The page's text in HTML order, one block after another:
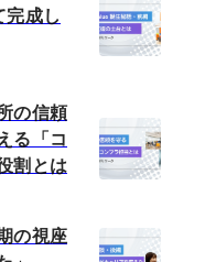
成し
の信頼
る「コ
割とは
の視座